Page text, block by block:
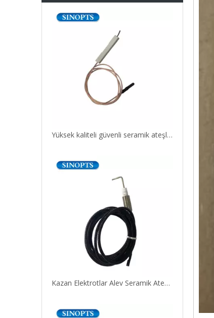
Yüksek kaliteli güvenli seramik ateşleme elektrotu
Kazan Elektrotlar Alev Seramik Ateşleme Elektrot